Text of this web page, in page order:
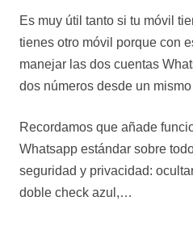
Es muy útil tanto si tu móvil
tienes otro móvil porque con
manejar las dos cuentas
dos números desde un
Recordamos que añade
Whatsapp estándar sobre
seguridad y privacidad:
doble check azul,…